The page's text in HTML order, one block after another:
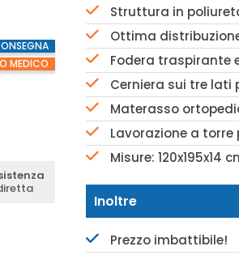
MEDICO
Struttura in
Ottima
Fodera traspirante
Cerniera sui tre lati
Materasso
Lavorazione a
Misure: 120x195x14
Inoltre
Prezzo imbattibile!